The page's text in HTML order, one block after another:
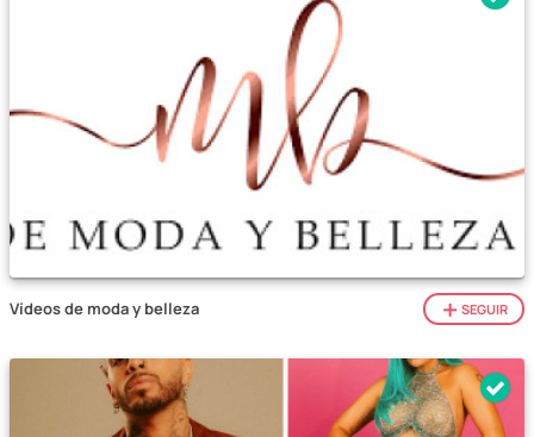
Vídeos de moda y belleza SEGUIR